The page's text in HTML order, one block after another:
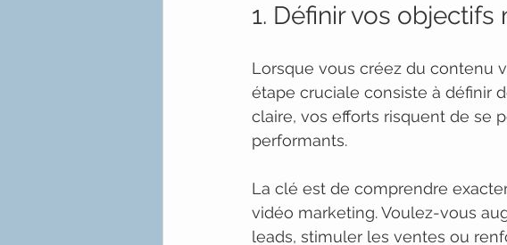
1. Définir vos
Lorsque vous créez du contenu
étape cruciale consiste à définir
claire, vos efforts risquent de se
performants.
La clé est de comprendre
vidéo marketing. Voulez-vous
leads, stimuler les ventes ou